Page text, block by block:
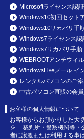
Microsoftライセンス認
Windows10初回セット
Windows10リカバリ手
Windows7ライセンス認
Windows7リカバリ手順
WEBROOTアンチウィ
WindowsLiveメール イ
レンタルパソコンのご
中古パソコン直販の会
お客様の個人情報について
お客様からお預かりした大
を、 裁判所・警察機関等・
者に譲渡または利用する事